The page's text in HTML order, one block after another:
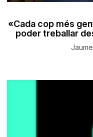
«Cada cop més
poder treballar